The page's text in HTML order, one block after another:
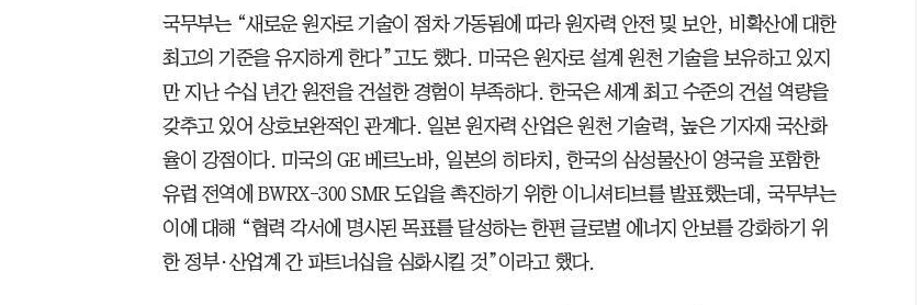
국무부는 “새로운 원자로 기술이 점차 가동됨에 따라 원자력 안전 및 보안, 비확산에 대한
최고의 기준을 유지하게 한다”고도 했다. 미국은 원자로 설계 원천 기술을 보유하고 있지
만 지난 수십 년간 원전을 건설한 경험이 부족하다. 한국은 세계 최고 수준의 건설 역량을
갖추고 있어 상호보완적인 관계다. 일본 원자력 산업은 원천 기술력, 높은 기자재 국산화
율이 강점이다. 미국의 GE 베르노바, 일본의 히타치, 한국의 삼성물산이 영국을 포함한
유럽 전역에 BWRX-300 SMR 도입을 촉진하기 위한 이니셔티브를 발표했는데, 국무부는
이에 대해 “협력 각서에 명시된 목표를 달성하는 한편 글로벌 에너지 안보를 강화하기 위
한 정부·산업계 간 파트너십을 심화시킬 것”이라고 했다.